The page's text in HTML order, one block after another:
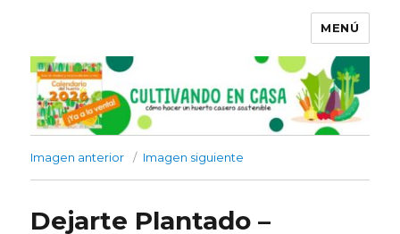
MENÚ
Imagen anterior Imagen siguiente
Dejarte Plantado –